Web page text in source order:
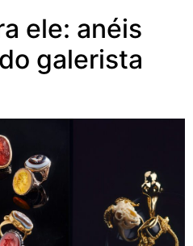
ele: anéis
galerista